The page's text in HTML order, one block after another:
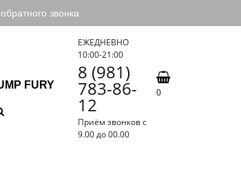
звонка
FURY
ЕЖЕДНЕВНО
10:00-21:00
8 (981)
783-86-
12
Приём звонков с
9.00 до 00.00
0